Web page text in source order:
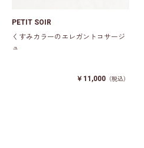
PETIT SOIR
くすみカラーのエレガントコサージ
ュ
￥11,000 （税込）